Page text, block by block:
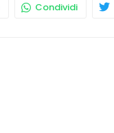
Condividi